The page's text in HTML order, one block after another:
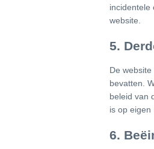
incidentele
website.
5.
De website
bevatten.
beleid van
is op eigen
6.